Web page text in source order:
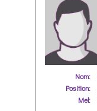
Nom:
Position:
Mel: